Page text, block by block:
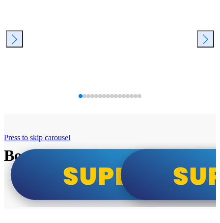
Bosch super cene
Press to skip carousel